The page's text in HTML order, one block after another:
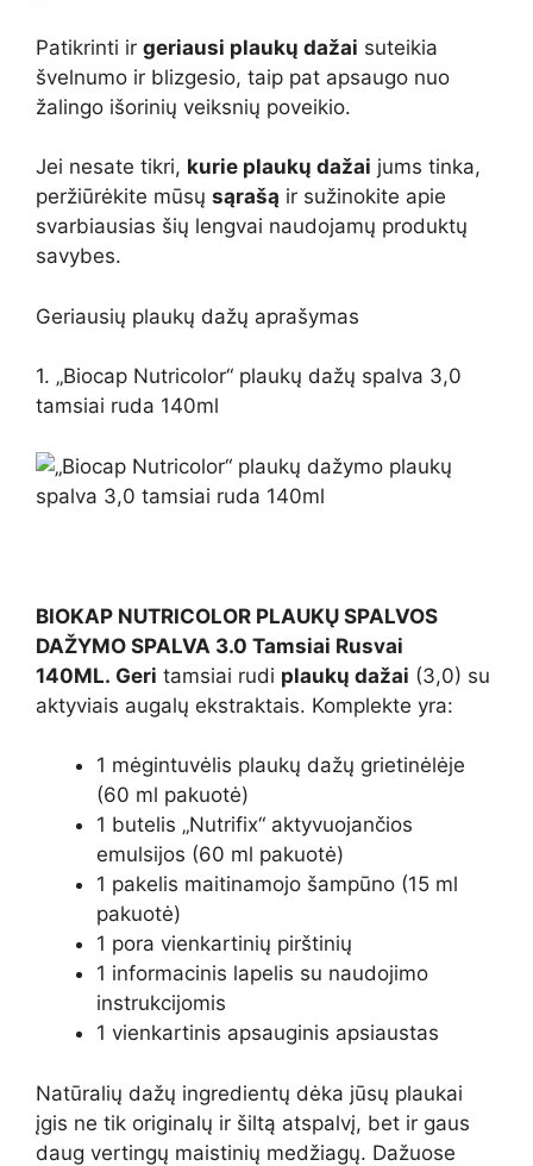
Patikrinti ir geriausi plaukų dažai suteikia
švelnumo ir blizgesio, taip pat apsaugo nuo
žalingo išorinių veiksnių poveikio.
Jei nesate tikri, kurie plaukų dažai jums tinka,
peržiūrėkite mūsų sąrašą ir sužinokite apie
svarbiausias šių lengvai naudojamų produktų
savybes.
Geriausių plaukų dažų aprašymas
1. „Biocap Nutricolor“ plaukų dažų spalva 3,0
tamsiai ruda 140ml
BIOKAP NUTRICOLOR PLAUKŲ SPALVOS
DAŽYMO SPALVA 3.0 Tamsiai Rusvai
140ML. Geri tamsiai rudi plaukų dažai (3,0) su
aktyviais augalų ekstraktais. Komplekte yra:
1 mėgintuvėlis plaukų dažų grietinėlėje
(60 ml pakuotė)
1 butelis „Nutrifix“ aktyvuojančios
emulsijos (60 ml pakuotė)
1 pakelis maitinamojo šampūno (15 ml
pakuotė)
1 pora vienkartinių pirštinių
1 informacinis lapelis su naudojimo
instrukcijomis
1 vienkartinis apsauginis apsiaustas
Natūralių dažų ingredientų dėka jūsų plaukai
įgis ne tik originalų ir šiltą atspalvį, bet ir gaus
daug vertingų maistinių medžiagų. Dažuose